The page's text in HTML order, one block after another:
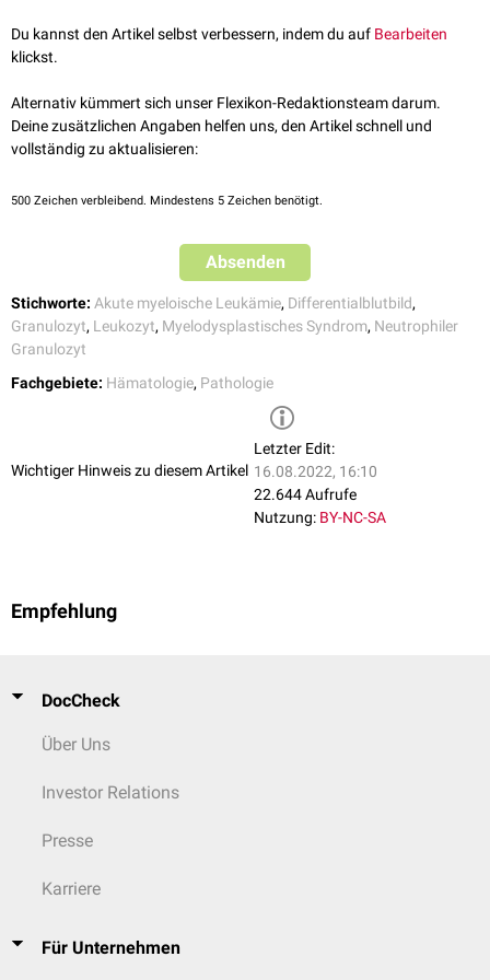
Du kannst den Artikel selbst verbessern, indem du auf Bearbeiten
klickst.
Alternativ kümmert sich unser Flexikon-Redaktionsteam darum.
Deine zusätzlichen Angaben helfen uns, den Artikel schnell und
vollständig zu aktualisieren:
500 Zeichen verbleibend. Mindestens 5 Zeichen benötigt.
Absenden
Stichworte: Akute myeloische Leukämie, Differentialblutbild,
Granulozyt, Leukozyt, Myelodysplastisches Syndrom, Neutrophiler
Granulozyt
Fachgebiete: Hämatologie, Pathologie
Wichtiger Hinweis zu diesem Artikel
Letzter Edit:
16.08.2022, 16:10
22.644 Aufrufe
Nutzung: BY-NC-SA
Empfehlung
DocCheck
Über Uns
Investor Relations
Presse
Karriere
Für Unternehmen